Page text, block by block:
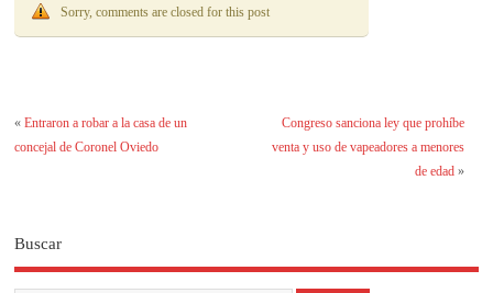
Sorry, comments are closed for this post
«Entraron a robar a la casa de un
concejal de Coronel Oviedo
Congreso sanciona ley que prohíbe
venta y uso de vapeadores a menores
de edad»
Buscar